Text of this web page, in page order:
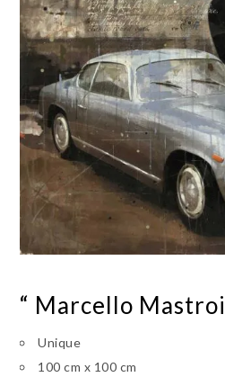
“ Marcello
Unique
100 cm x 100 cm